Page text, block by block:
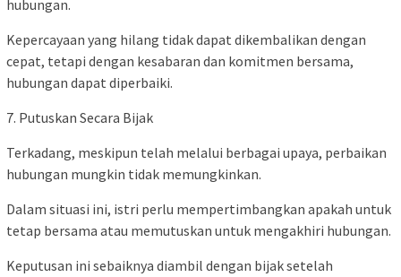
hubungan.
Kepercayaan yang hilang tidak dapat dikembalikan dengan
cepat, tetapi dengan kesabaran dan komitmen bersama,
hubungan dapat diperbaiki.
7. Putuskan Secara Bijak
Terkadang, meskipun telah melalui berbagai upaya, perbaikan
hubungan mungkin tidak memungkinkan.
Dalam situasi ini, istri perlu mempertimbangkan apakah untuk
tetap bersama atau memutuskan untuk mengakhiri hubungan.
Keputusan ini sebaiknya diambil dengan bijak setelah